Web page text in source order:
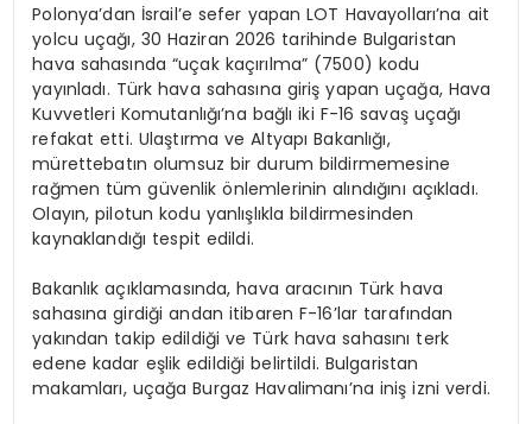
Polonya’dan İsrail’e sefer yapan LOT Havayolları’na ait
yolcu uçağı, 30 Haziran 2026 tarihinde Bulgaristan
hava sahasında “uçak kaçırılma” (7500) kodu
yayınladı. Türk hava sahasına giriş yapan uçağa, Hava
Kuvvetleri Komutanlığı’na bağlı iki F-16 savaş uçağı
refakat etti. Ulaştırma ve Altyapı Bakanlığı,
mürettebatın olumsuz bir durum bildirmemesine
rağmen tüm güvenlik önlemlerinin alındığını açıkladı.
Olayın, pilotun kodu yanlışlıkla bildirmesinden
kaynaklandığı tespit edildi.
Bakanlık açıklamasında, hava aracının Türk hava
sahasına girdiği andan itibaren F-16’lar tarafından
yakından takip edildiği ve Türk hava sahasını terk
edene kadar eşlik edildiği belirtildi. Bulgaristan
makamları, uçağa Burgaz Havalimanı’na iniş izni verdi.